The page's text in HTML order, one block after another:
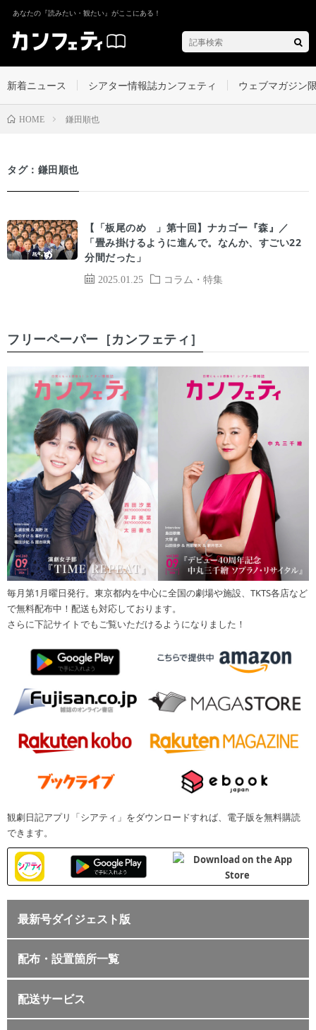
あなたの『読みたい・観たい』がここにある！
新着ニュース シアター情報誌カンフェティ ウェブマガジン
HOME 鎌田順也
タグ：鎌田順也
2025.01.25 コラム・特集
【「板尾のめ゙」第十回】ナカゴー『森』／
「畳み掛けるように進んで。なんか、すごい22
分間だった」
フリーペーパー［カンフェティ］
毎月第1月曜日発行。東京都内を中心に全国の劇場や施設、TKTS各店など
で無料配布中！配送も対応しております。
さらに下記サイトでもご覧いただけるようになりました！
観劇日記アプリ「シアティ」をダウンロードすれば、電子版を無料購読
できます。
最新号ダイジェスト版
配布・設置箇所一覧
配送サービス